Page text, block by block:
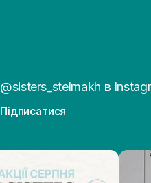
@sisters_stelmakh в
Підписатися